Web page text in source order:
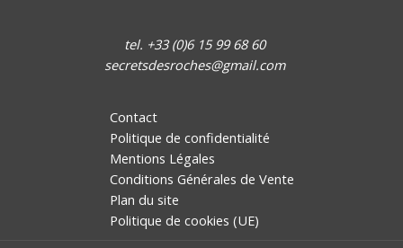
tel. +33 (0)6 15 99 68 60
secretsdesroches@gmail.com
Contact
Politique de confidentialité
Mentions Légales
Conditions Générales de Vente
Plan du site
Politique de cookies (UE)